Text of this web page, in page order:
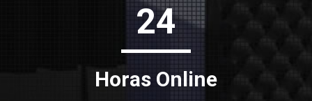
24
Horas Online